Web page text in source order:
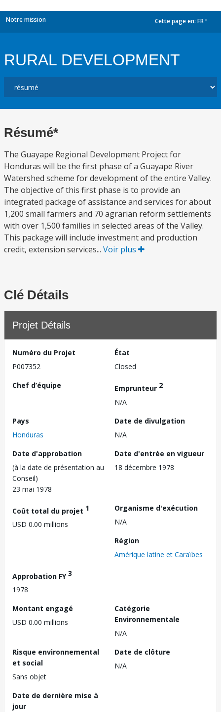
Notre mission Cette page en: FR
RURAL DEVELOPMENT
Résumé*
The Guayape Regional Development Project for
Honduras will be the first phase of a Guayape River
Watershed scheme for development of the entire Valley.
The objective of this first phase is to provide an
integrated package of assistance and services for about
1,200 small farmers and 70 agrarian reform settlements
with over 1,500 families in selected areas of the Valley.
This package will include investment and production
credit, extension services... Voir plus
Clé Détails
Projet Détails
Numéro du Projet
P007352
État
Closed
Chef d’équipe
Emprunteur 2
N/A
Pays
Honduras
Date de divulgation
N/A
Date d'approbation
(à la date de présentation au
Conseil)
23 mai 1978
Date d'entrée en vigueur
18 décembre 1978
Coût total du projet 1
USD 0.00 millions
Organisme d'exécution
N/A
Région
Amérique latine et Caraïbes
Approbation FY3
1978
Montant engagé
USD 0.00 millions
Catégorie
Environnementale
N/A
Risque environnemental
et social
Sans objet
Date de clôture
N/A
Date de dernière mise à
jour